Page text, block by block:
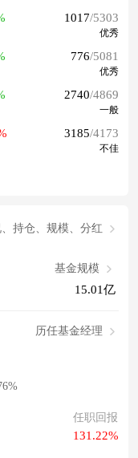
1017/5303
优秀
776/5081
优秀
2740/4869
一般
3185/4173
不佳
持仓、规模、分红
基金规模
15.01亿
历任基金经理
任职回报
131.22%